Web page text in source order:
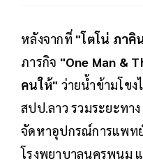
หลังจากที่ "โตโน่ ภาคิ
ภารกิจ "One Man &
คนให้" ว่ายน้ำข้ามโข
สปป.ลาว รวมระยะทา
จัดหาอุปกรณ์การแพทย์
โรงพยาบาลนครพนม